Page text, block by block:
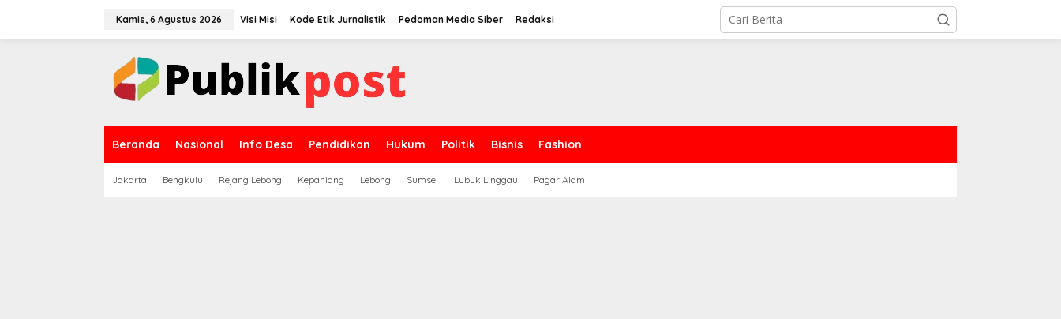
Kamis, 6 Agustus 2026 Visi Misi Kode Etik Jurnalistik Pedoman Media Siber Redaksi
Beranda Nasional Info Desa Pendidikan Hukum Politik Bisnis Fashion
Jakarta Bengkulu Rejang Lebong Kepahiang Lebong Sumsel Lubuk Linggau Pagar Alam